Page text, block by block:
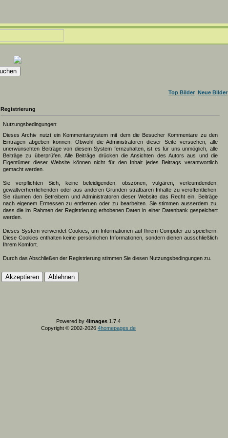
Top Bilder Neue Bilder
Registrierung
Nutzungsbedingungen:
Dieses Archiv nutzt ein Kommentarsystem mit dem die Besucher Kommentare zu den
Einträgen abgeben können. Obwohl die Administratoren dieser Seite versuchen, alle
unerwünschten Beiträge von diesem System fernzuhalten, ist es für uns unmöglich, alle
Beiträge zu überprüfen. Alle Beiträge drücken die Ansichten des Autors aus und die
Eigentümer dieser Website können nicht für den Inhalt jedes Beitrags verantwortlich
gemacht werden.
Sie verpflichten Sich, keine beleidigenden, obszönen, vulgären, verleumdenden,
gewaltverherrlichenden oder aus anderen Gründen strafbaren Inhalte zu veröffentlichen.
Sie räumen den Betreibern und Administratoren dieser Website das Recht ein, Beiträge
nach eigenem Ermessen zu entfernen oder zu bearbeiten. Sie stimmen ausserdem zu,
dass die im Rahmen der Registrierung erhobenen Daten in einer Datenbank gespeichert
werden.
Dieses System verwendet Cookies, um Informationen auf Ihrem Computer zu speichern.
Diese Cookies enthalten keine persönlichen Informationen, sondern dienen ausschließlich
Ihrem Komfort.
Durch das Abschließen der Registrierung stimmen Sie diesen Nutzungsbedingungen zu.
Powered by 4images 1.7.4
Copyright © 2002-2026 4homepages.de